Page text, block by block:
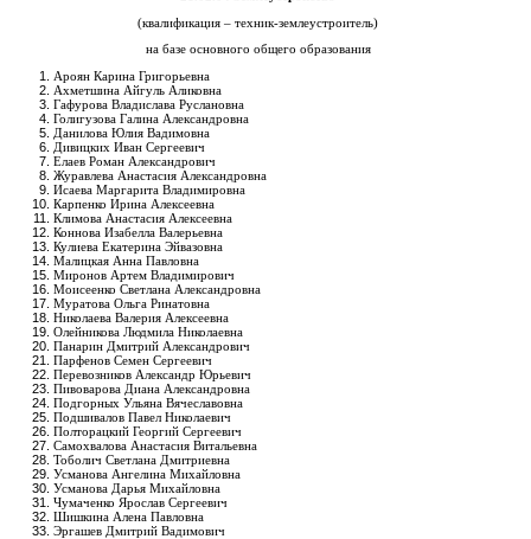
(квалификация – техник-землеустроитель)
на базе основного общего образования
Ароян Карина Григорьевна
Ахметшина Айгуль Аликовна
Гафурова Владислава Руслановна
Голигузова Галина Александровна
Данилова Юлия Вадимовна
Дивицких Иван Сергеевич
Елаев Роман Александрович
Журавлева Анастасия Александровна
Исаева Маргарита Владимировна
Карпенко Ирина Алексеевна
Климова Анастасия Алексеевна
Коннова Изабелла Валерьевна
Кулиева Екатерина Эйвазовна
Малицкая Анна Павловна
Миронов Артем Владимирович
Моисеенко Светлана Александровна
Муратова Ольга Ринатовна
Николаева Валерия Алексеевна
Олейникова Людмила Николаевна
Панарин Дмитрий Александрович
Парфенов Семен Сергеевич
Перевозников Александр Юрьевич
Пивоварова Диана Александровна
Подгорных Ульяна Вячеславовна
Подшивалов Павел Николаевич
Полторацкий Георгий Сергеевич
Самохвалова Анастасия Витальевна
Тоболич Светлана Дмитриевна
Усманова Ангелина Михайловна
Усманова Дарья Михайловна
Чумаченко Ярослав Сергеевич
Шишкина Алена Павловна
Эргашев Дмитрий Вадимович